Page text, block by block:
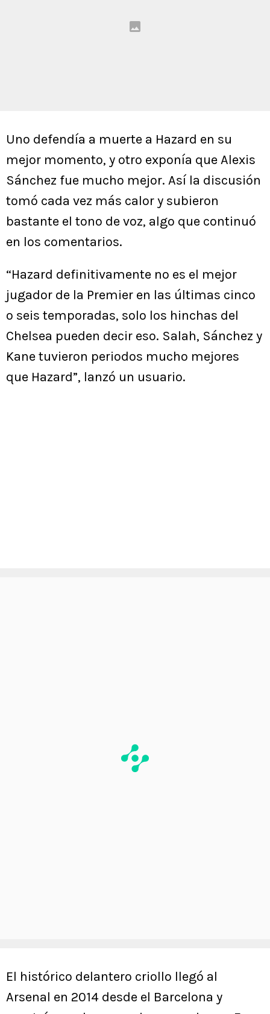
Uno defendía a muerte a Hazard en su
mejor momento, y otro exponía que Alexis
Sánchez fue mucho mejor. Así la discusión
tomó cada vez más calor y subieron
bastante el tono de voz, algo que continuó
en los comentarios.
“Hazard definitivamente no es el mejor
jugador de la Premier en las últimas cinco
o seis temporadas, solo los hinchas del
Chelsea pueden decir eso. Salah, Sánchez y
Kane tuvieron periodos mucho mejores
que Hazard”, lanzó un usuario.
El histórico delantero criollo llegó al
Arsenal en 2014 desde el Barcelona y